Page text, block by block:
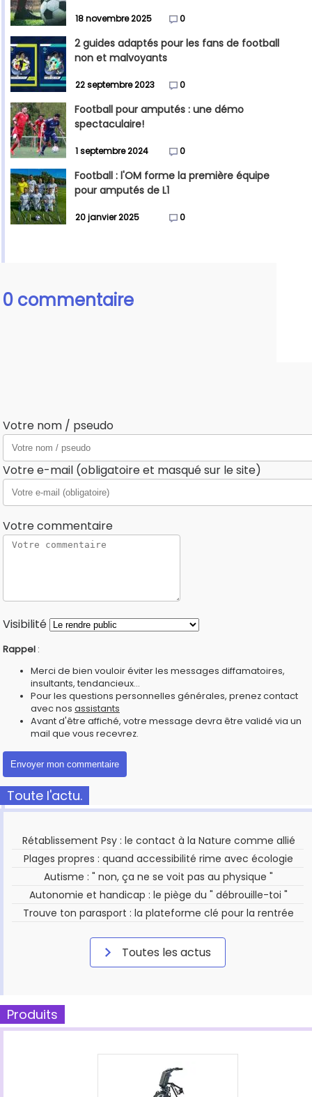
18 novembre 2025 0
2 guides adaptés pour les fans de football
non et malvoyants
22 septembre 2023 0
Football pour amputés : une démo
spectaculaire!
1 septembre 2024 0
Football : l'OM forme la première équipe
pour amputés de L1
20 janvier 2025 0
0 commentaire
Votre nom / pseudo
Votre e-mail (obligatoire et masqué sur le site)
Votre commentaire
Visibilité
Rappel :
Merci de bien vouloir éviter les messages diffamatoires,
insultants, tendancieux...
Pour les questions personnelles générales, prenez contact
avec nos assistants
Avant d'être affiché, votre message devra être validé via un
mail que vous recevrez.
Toute l'actu.
Rétablissement Psy : le contact à la Nature comme allié
Plages propres : quand accessibilité rime avec écologie
Autisme : " non, ça ne se voit pas au physique "
Autonomie et handicap : le piège du " débrouille-toi "
Trouve ton parasport : la plateforme clé pour la rentrée
Toutes les actus
Produits